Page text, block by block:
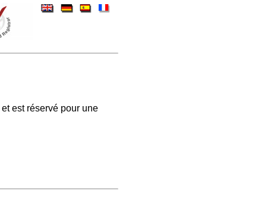
et est réservé pour une